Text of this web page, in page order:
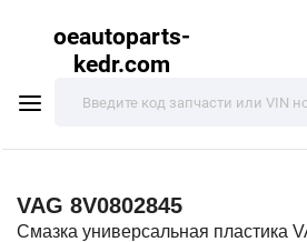
oeautoparts-
kedr.com
VAG 8V0802845
Смазка универсальная пластика